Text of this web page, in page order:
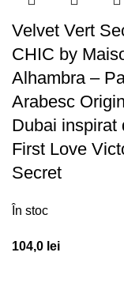
Velvet Vert
CHIC by
Alhambra –
Arabesc
Dubai inspirat
First Love
Secret
În stoc
104,0 lei